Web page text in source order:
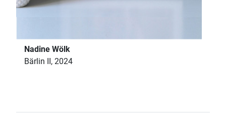
Nadine Wölk
Bärlin II, 2024